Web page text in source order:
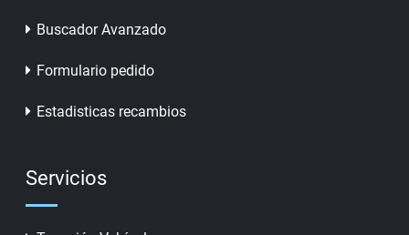
Buscador Avanzado
Formulario pedido
Estadisticas recambios
Servicios